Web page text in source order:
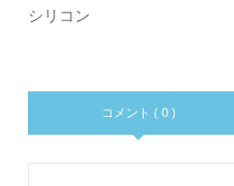
シリコン
コメント ( 0 )